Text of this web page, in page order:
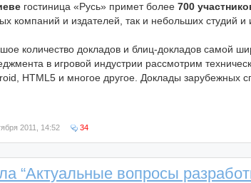
гостиница «Русь» примет более 700
компаний и издателей, так и небольших студий и
количество докладов и блиц-докладов самой
в игровой индустрии рассмотрим
HTML5 и многое другое. Доклады зарубежных
2011, 14:52 34
“Актуальные вопросы